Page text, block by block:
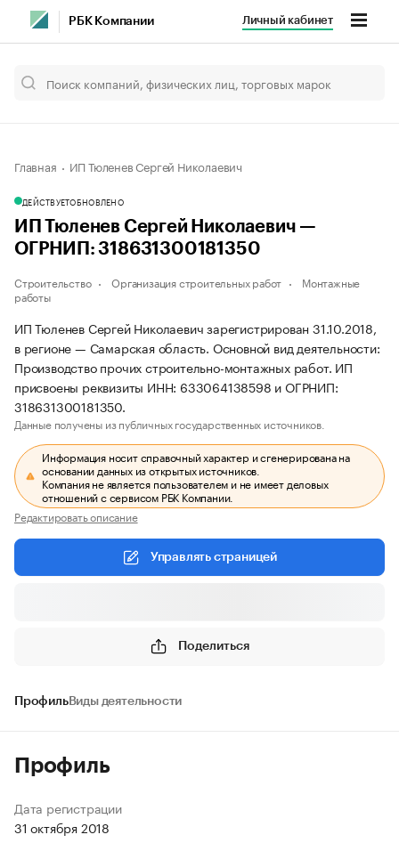
РБК Компании Личный кабинет
Главная ИП Тюленев Сергей Николаевич
ДЕЙСТВУЕТОБНОВЛЕНО
ИП Тюленев Сергей Николаевич —
ОГРНИП: 318631300181350
Строительство Организация строительных работ
Монтажные
работы
ИП Тюленев Сергей Николаевич зарегистрирован 31.10.2018,
в регионе — Самарская область. Основной вид деятельности:
Производство прочих строительно-монтажных работ. ИП
присвоены реквизиты ИНН: 633064138598 и ОГРНИП:
318631300181350.
Данные получены из публичных государственных источников.
Информация носит справочный характер и сгенерирована на
основании данных из открытых источников.
Компания не является пользователем и не имеет деловых
отношений с сервисом РБК Компании.
Редактировать описание
Управлять страницей
Поделиться
ПрофильВиды деятельности
Профиль
Дата регистрации
31 октября 2018